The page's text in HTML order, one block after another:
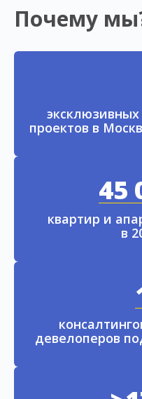
Почему
проектов в
45
квартир и
в
девелоперов